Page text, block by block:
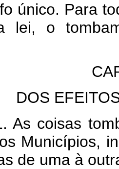
único. Para
lei, o
DOS
As coisas
Municípios,
de uma à